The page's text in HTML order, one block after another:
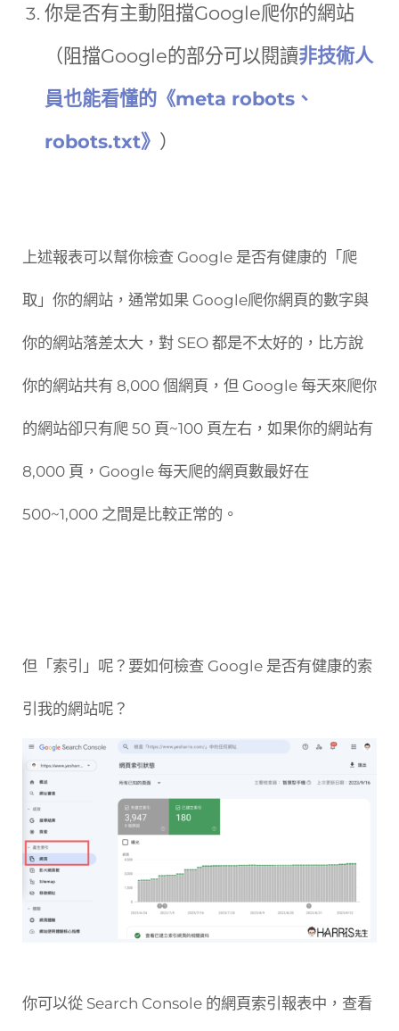
你是否有主動阻擋Google爬你的網站
（阻擋Google的部分可以閱讀非技術人
員也能看懂的《meta robots、
robots.txt》 ）
上述報表可以幫你檢查 Google 是否有健康的「爬
取」你的網站，通常如果 Google爬你網頁的數字與
你的網站落差太大，對 SEO 都是不太好的，比方說
你的網站共有 8,000 個網頁，但 Google 每天來爬你
的網站卻只有爬 50 頁~100 頁左右，如果你的網站有
8,000 頁，Google 每天爬的網頁數最好在
500~1,000 之間是比較正常的。
但「索引」呢？要如何檢查 Google 是否有健康的索
引我的網站呢？
你可以從 Search Console 的網頁索引報表中，查看